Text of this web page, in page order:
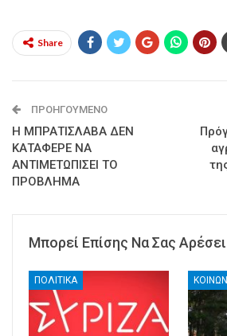
Share
ΠΡΟΗΓΟΎΜΕΝΟ
Η ΜΠΡΑΤΙΣΛΑΒΑ ΔΕΝ
ΚΑΤΑΦΕΡΕ ΝΑ
ΑΝΤΙΜΕΤΩΠΙΣΕΙ ΤΟ
ΠΡΟΒΛΗΜΑ
Μπορεί Επίσης Να Σας Αρέσει
ΠΟΛΙΤΙΚΑ